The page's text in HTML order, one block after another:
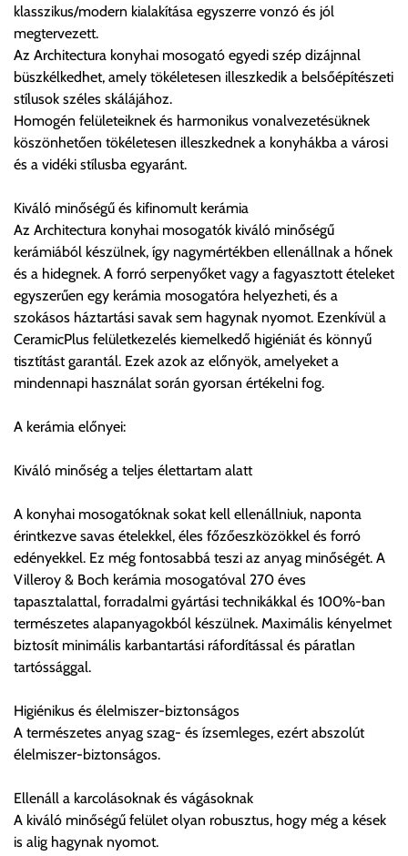
Utánvét díjat csak abban az esetben fizetendő, amennyiben a
terméket a szállítónak kívánja kifizetni készpénzben. Utalásos
teljesítés esetén utánvétdíj nincs.
Értékbevallási díj:
A fuvardíj 100.000Ft-ig tartalmazza, felette minden
megkezdett 10.000Ft után 115Ft.
A szállításkor a tehergépjármű megállását, parkolási díj esetén
annak rakodás ideig való parkolási költségét és rakodásának
feltételét a vásárlónak biztosítani kell!
Fontos tudnivaló:
A szállított árut a szállítólevél és a csomagoláson található
kódok alapján át kell venni, mennyiségükről meg kell
győződni.
Az eltérésről a Forgalmazót még az átvétel befejezése előtt
aláírás mellett írásban rögzíteni kell! Az értesítés
kitöltésének hiányában az utólagos reklamációnak helye
nincs!
A szállítás egyéb rendelkezés hiányában közvetlen a
gépjármű beállási helyén való átadást jelenti. Az átadási
szabad helyről az átvevőnek kell gondoskodni. A szállítmány
messzebbről való behordása a szállítótól nem kérhető!
továbbá belső közvetlenül nem megközelíthető raktárba való
szállítás külön díjazás esetén lehetséges, tehát az épületbe
való be és felszállítás díját a kiszállítás nem tartalmazza!
Amennyiben a készüléket a vásárló meghatalmazottja veszi
át, úgy a szállító részére egy írásos engedélyt kell az
átvevőnek adni. Az írásos engedélyen szerepelni kell a
klasszikus/modern kialakítása egyszerre vonzó és jól
megtervezett.
Az Architectura konyhai mosogató egyedi szép dizájnnal
büszkélkedhet, amely tökéletesen illeszkedik a belsőépítészeti
stílusok széles skálájához.
Homogén felületeiknek és harmonikus vonalvezetésüknek
köszönhetően tökéletesen illeszkednek a konyhákba a városi
és a vidéki stílusba egyaránt.
Kiváló minőségű és kifinomult kerámia
Az Architectura konyhai mosogatók kiváló minőségű
kerámiából készülnek, így nagymértékben ellenállnak a hőnek
és a hidegnek. A forró serpenyőket vagy a fagyasztott ételeket
egyszerűen egy kerámia mosogatóra helyezheti, és a
szokásos háztartási savak sem hagynak nyomot. Ezenkívül a
CeramicPlus felületkezelés kiemelkedő higiéniát és könnyű
tisztítást garantál. Ezek azok az előnyök, amelyeket a
mindennapi használat során gyorsan értékelni fog.
A kerámia előnyei:
Kiváló minőség a teljes élettartam alatt
A konyhai mosogatóknak sokat kell ellenállniuk, naponta
érintkezve savas ételekkel, éles főzőeszközökkel és forró
edényekkel. Ez még fontosabbá teszi az anyag minőségét. A
Villeroy & Boch kerámia mosogatóval 270 éves
tapasztalattal, forradalmi gyártási technikákkal és 100%-ban
természetes alapanyagokból készülnek. Maximális kényelmet
biztosít minimális karbantartási ráfordítással és páratlan
tartóssággal.
Higiénikus és élelmiszer-biztonságos
A természetes anyag szag- és ízsemleges, ezért abszolút
élelmiszer-biztonságos.
Ellenáll a karcolásoknak és vágásoknak
A kiváló minőségű felület olyan robusztus, hogy még a kések
is alig hagynak nyomot.